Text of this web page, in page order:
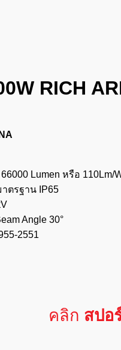
RICH
Lumen หรือ 110Lm/
ตรฐาน IP65
Angle 30°
2551
คลิก สปอ